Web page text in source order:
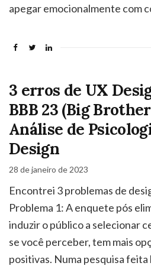
apegar emocionalmente com
3 erros de UX
BBB 23 (Big
Análise de
Design
28 de janeiro de 2023
Encontrei 3 problemas de
Problema 1: A enquete pós
induzir o público a selecionar
se você perceber, tem mais
positivas. Numa pesquisa feita